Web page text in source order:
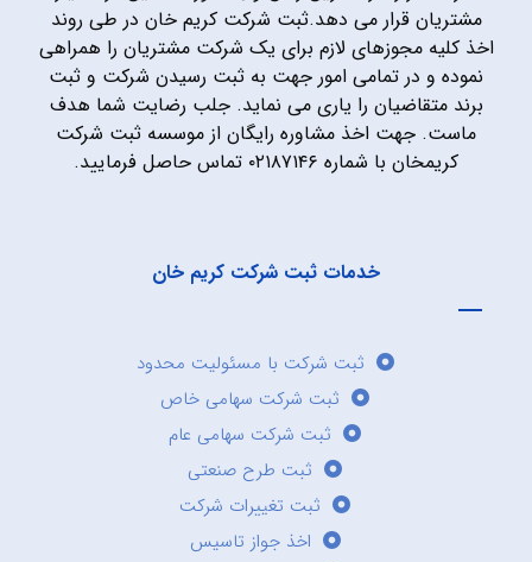
مشتریان قرار می دهد.ثبت شرکت کریم خان در طی روند
اخذ کلیه مجوزهای لازم برای یک شرکت مشتریان را همراهی
نموده و در تمامی امور جهت به ثبت رسیدن شرکت و ثبت
برند متقاضیان را یاری می نماید. جلب رضایت شما هدف
ماست. جهت اخذ مشاوره رایگان از موسسه ثبت شرکت
کریمخان با شماره ۰۲۱۸۷۱۴۶ تماس حاصل فرمایید.
خدمات ثبت شرکت کریم خان
ثبت شرکت با مسئولیت محدود
ثبت شرکت سهامی خاص
ثبت شرکت سهامی عام
ثبت طرح صنعتی
ثبت تغییرات شرکت
اخذ جواز تاسیس